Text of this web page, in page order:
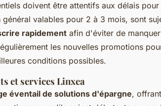
doivent être attentifs aux délais
général valables pour 2 à 3 mois, sont
rapidement afin d'éviter de
les nouvelles promotions
conditions possibles.
et services Linxea
éventail de solutions d'épargne,